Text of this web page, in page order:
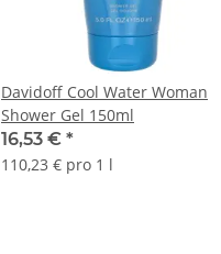
Davidoff Cool Water Woman
Shower Gel 150ml
16,53 € *
110,23 € pro 1 l